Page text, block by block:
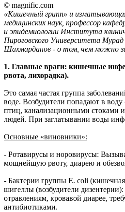
© magnific.com
«Кишечный грипп» и
медицинских наук, профессор
и эпидемиологии Института
Пироговского Университета Мурад
Шахмарданов - о том, чем можно
1. Главные враги: кишечные
рвота, лихорадка).
Это самая частая группа
воде. Возбудители попадают в
птиц, канализационными стоками
людей. При заглатывании воды
Основные «виновники»:
- Ротавирусы и норовирусы:
мощнейшую рвоту, диарею и
- Бактерии группы E. coli
шигеллы (возбудители
отравлениям, кровавой диарее,
антибиотиками.